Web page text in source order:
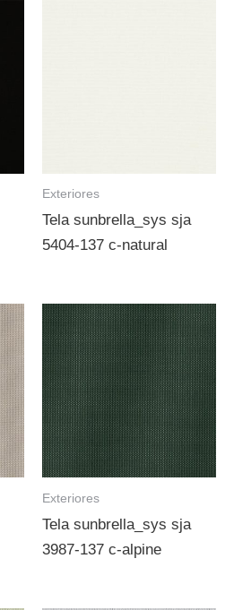
Exteriores
Tela sunbrella_sys sja
5404-137 c-natural
Exteriores
Tela sunbrella_sys sja
3987-137 c-alpine